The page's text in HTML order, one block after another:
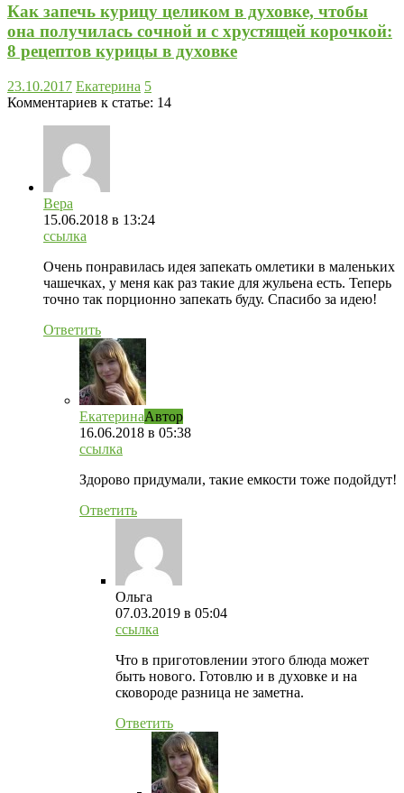
Как запечь курицу целиком в духовке, чтобы
она получилась сочной и с хрустящей корочкой:
8 рецептов курицы в духовке
23.10.2017 Екатерина 5
Комментариев к статье: 14
Вера
15.06.2018 в 13:24
ссылка
Очень понравилась идея запекать омлетики в маленьких
чашечках, у меня как раз такие для жульена есть. Теперь
точно так порционно запекать буду. Спасибо за идею!
Ответить
ЕкатеринаАвтор
16.06.2018 в 05:38
ссылка
Здорово придумали, такие емкости тоже подойдут!
Ответить
Ольга
07.03.2019 в 05:04
ссылка
Что в приготовлении этого блюда может
быть нового. Готовлю и в духовке и на
сковороде разница не заметна.
Ответить